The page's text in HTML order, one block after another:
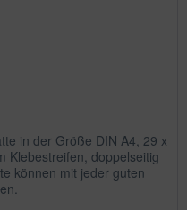
in der Größe DIN A4, 29 x
Klebestreifen, doppelseitig
können mit jeder guten